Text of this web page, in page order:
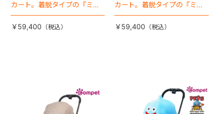
カート。着脱タイプの『ミリ
ミリ キャリー』 からアースカ
ラーが登場！
￥59,400
カート。着脱タイプの『ミリ
ミリ キャリー』 からアースカ
ラーが登場！
￥59,400